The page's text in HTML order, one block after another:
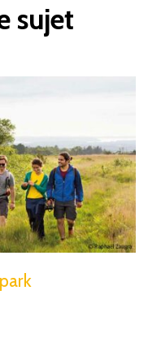
sujet